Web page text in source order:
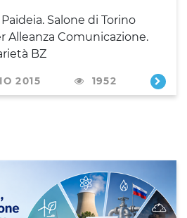
Salone di Torino
Alleanza Comunicazione.
BZ
2015 1952